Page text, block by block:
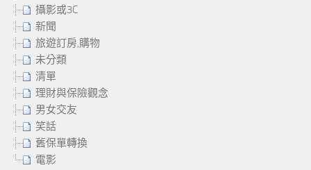
攝影或3C
新聞
旅遊訂房,購物
未分類
清單
理財與保險觀念
男女交友
笑話
舊保單轉換
電影